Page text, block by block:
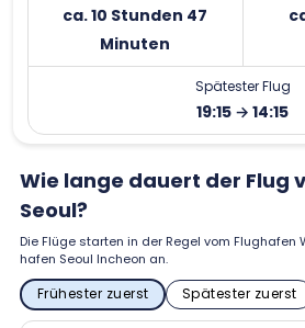
ca. 10 Stunden 47
Minuten
Spätester Flug
19:15 → 14:15
Wie lange dauert der Flug
Seoul?
Die Flüge starten in der Regel vom Flughafen
hafen Seoul Incheon an.
Frühester zuerst Spätester zuerst